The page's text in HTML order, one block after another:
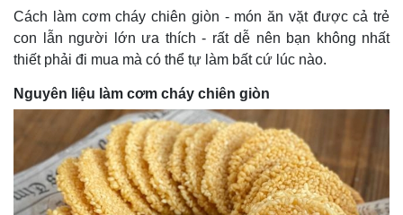
Tổ chức nhân sự
Quốc hội
Nhận diện sự thật
Dự báo thời tiết
Giáo dục
Dấu ấn VOV
Việc làm
Cách làm cơm cháy chiên giòn - món ăn vặt được cả trẻ
con lẫn người lớn ưa thích - rất dễ nên bạn không nhất
thiết phải đi mua mà có thể tự làm bất cứ lúc nào.
Nguyên liệu làm cơm cháy chiên giòn